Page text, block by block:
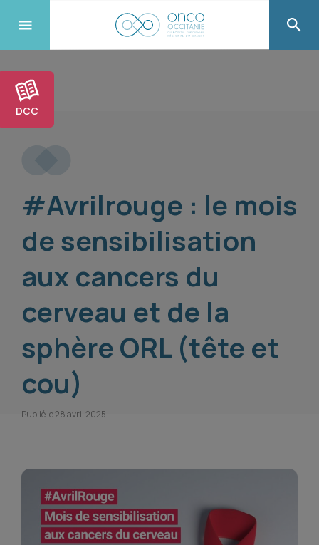
DCC
#Avrilrouge : le mois
de sensibilisation
aux cancers du
cerveau et de la
sphère ORL (tête et
cou)
Publié le 28 avril 2025